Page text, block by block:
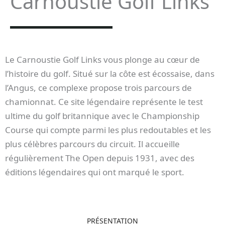
Le Carnoustie Golf Links vous plonge au cœur de
l’histoire du golf. Situé sur la côte est écossaise, dans
l’Angus, ce complexe propose trois parcours de
chamionnat. Ce site légendaire représente le test
ultime du golf britannique avec le Championship
Course qui compte parmi les plus redoutables et les
plus célèbres parcours du circuit. Il accueille
régulièrement The Open depuis 1931, avec des
éditions légendaires qui ont marqué le sport.
PRÉSENTATION